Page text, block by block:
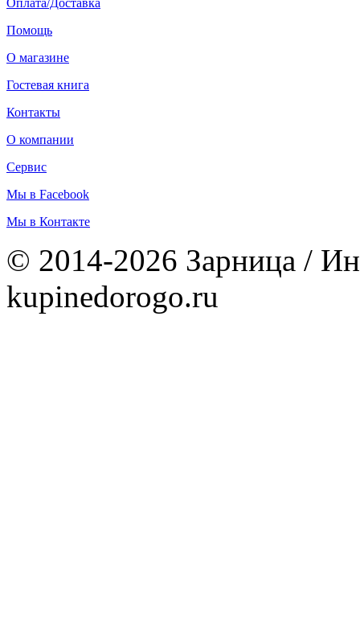
Помощь
О магазине
Гостевая книга
Контакты
О компании
Сервис
Мы в Facebook
Мы в Контакте
© 2014-2026 Зарница /
kupinedorogo.ru